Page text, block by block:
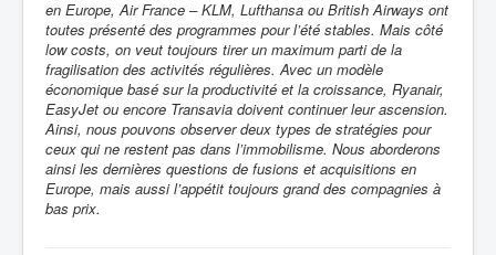
en Europe, Air France – KLM, Lufthansa ou British Airways ont
toutes présenté des programmes pour l’été stables. Mais côté
low costs, on veut toujours tirer un maximum parti de la
fragilisation des activités régulières. Avec un modèle
économique basé sur la productivité et la croissance, Ryanair,
EasyJet ou encore Transavia doivent continuer leur ascension.
Ainsi, nous pouvons observer deux types de stratégies pour
ceux qui ne restent pas dans l’immobilisme. Nous aborderons
ainsi les dernières questions de fusions et acquisitions en
Europe, mais aussi l’appétit toujours grand des compagnies à
bas prix.